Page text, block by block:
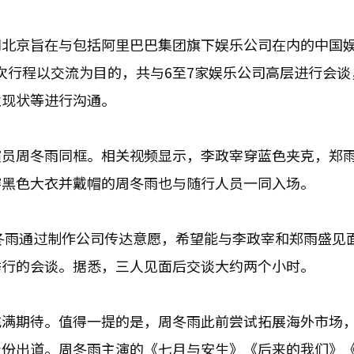
京旨在与包括阿里巴巴集团旗下娱乐公司在内的中国
程以交流为目的，共与6至7家娱乐公司高层进行会
状等进行沟通。
周冬雨同框。相关视频显示，李政宰穿蓝色夹克，郑
色大衣并戴帽的周冬雨也与随行人员一同入场。
通过制作公司传达意愿，希望能与李政宰和郑雨盛见
的会谈。据悉，三人见面后交谈大约两个小时。
期待。值得一提的是，周冬雨此前尝试拓展海外市场
出道。周冬雨主演的《七月与安生》《后来的我们》